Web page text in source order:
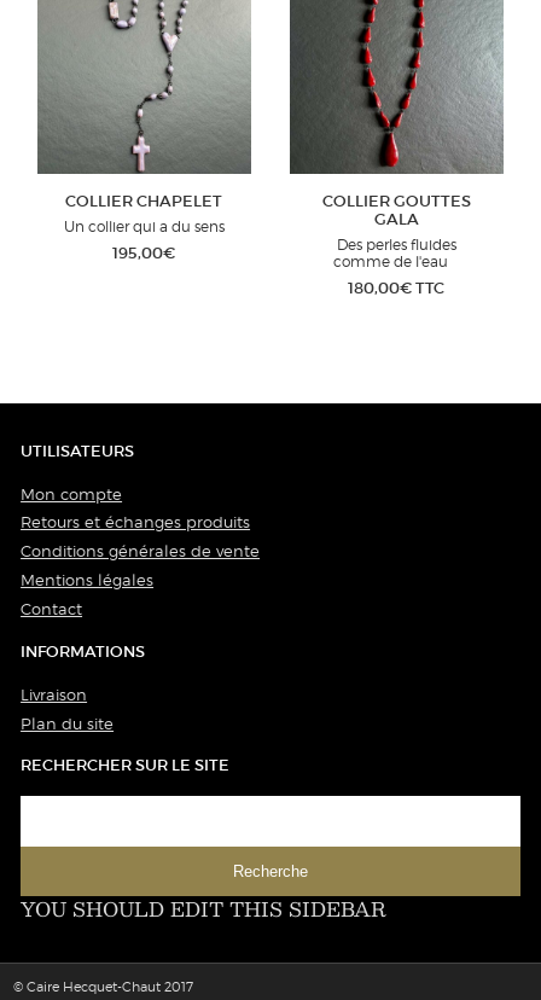
COLLIER CHAPELET
Un collier qui a du sens
195,00€
COLLIER GOUTTES
GALA
Des perles fluides
comme de l'eau
180,00€ TTC
UTILISATEURS
Mon compte
Retours et échanges produits
Conditions générales de vente
Mentions légales
Contact
INFORMATIONS
Livraison
Plan du site
RECHERCHER SUR LE SITE
YOU SHOULD EDIT THIS SIDEBAR
© Caire Hecquet-Chaut 2017